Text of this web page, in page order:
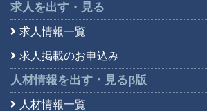
求人を出す・見る
求人情報一覧
求人掲載のお申込み
人材情報を出す・見るβ版
人材情報一覧